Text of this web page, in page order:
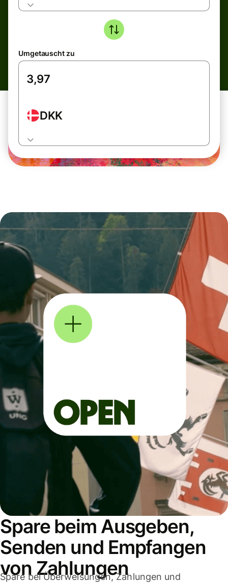
Umgetauscht zu
DKK
Spare beim Ausgeben,
Senden und Empfangen
von Zahlungen
Spare bei Überweisungen, Zahlungen und